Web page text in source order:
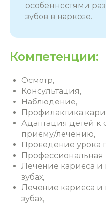
особенностями
зубов в наркозе.
Компетенции:
Осмотр,
Консультация,
Наблюдение,
Профилактика
Адаптация детей к
приёму/лечению,
Проведение урока
Профессиональная
Лечение кариеса и
зубах,
Лечение кариеса и
зубах,